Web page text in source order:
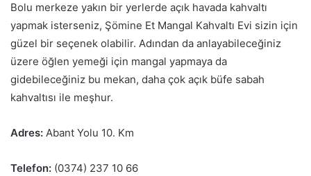
Bolu merkeze yakın bir yerlerde açık havada kahvaltı
yapmak isterseniz, Şömine Et Mangal Kahvaltı Evi sizin için
güzel bir seçenek olabilir. Adından da anlayabileceğiniz
üzere öğlen yemeği için mangal yapmaya da
gidebileceğiniz bu mekan, daha çok açık büfe sabah
kahvaltısı ile meşhur.
Adres: Abant Yolu 10. Km
Telefon: (0374) 237 10 66